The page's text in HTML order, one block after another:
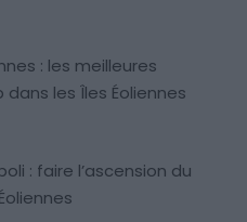
: les meilleures
les Îles Éoliennes
: faire l’ascension du